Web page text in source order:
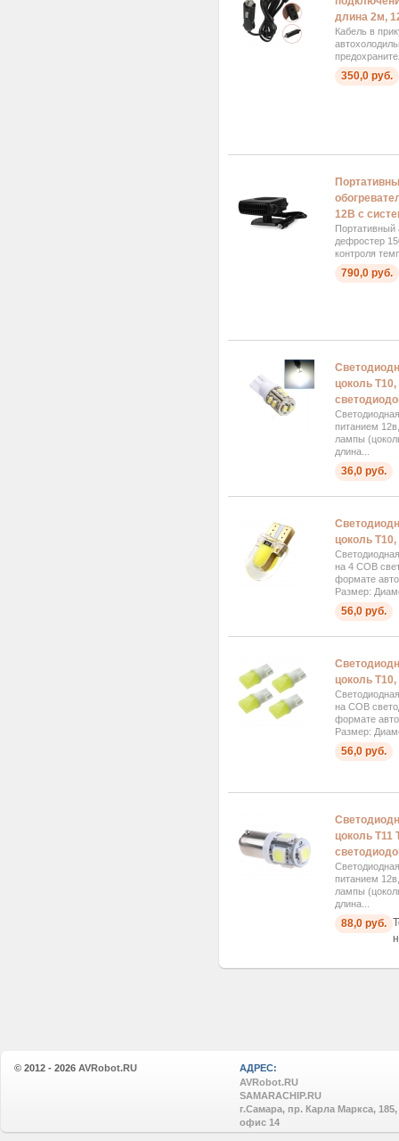
длина 2м,
Кабель в
350,0 руб.
12В с
Портативный
дефростер
контроля
790,0 руб.
цоколь
питанием
лампы
длина...
36,0 руб.
цоколь
на 4 COB
формате
Размер:
56,0 руб.
цоколь
на COB
формате
Размер:
56,0 руб.
цоколь T11
питанием
лампы
длина...
88,0 руб.
© 2012 - 2026 AVRobot.RU
АДРЕС:
AVRobot.RU
SAMARACHIP.RU
г.Самара, пр. Карла Маркса, 185,
офис 14